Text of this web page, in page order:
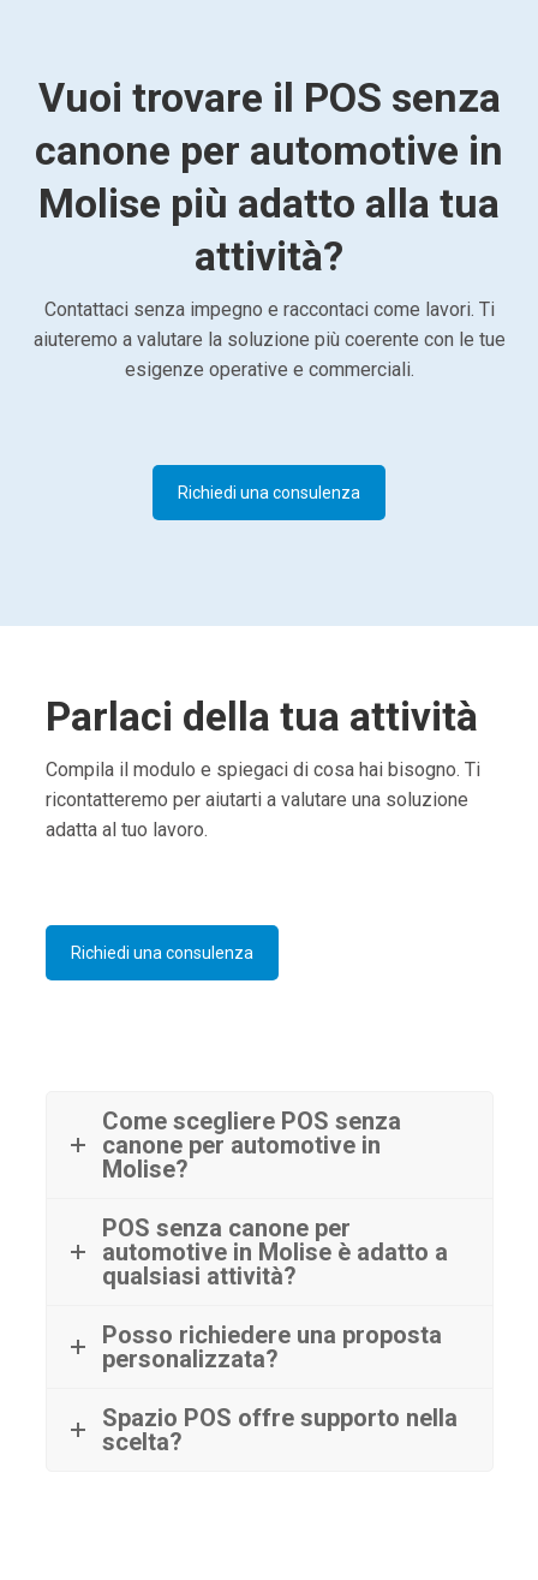
Vuoi trovare il POS senza
canone per automotive in
Molise più adatto alla tua
attività?
Contattaci senza impegno e raccontaci come lavori. Ti
aiuteremo a valutare la soluzione più coerente con le tue
esigenze operative e commerciali.
Richiedi una consulenza
Parlaci della tua attività
Compila il modulo e spiegaci di cosa hai bisogno. Ti
ricontatteremo per aiutarti a valutare una soluzione
adatta al tuo lavoro.
Richiedi una consulenza
Come scegliere POS senza
canone per automotive in
Molise?
POS senza canone per
automotive in Molise è adatto a
qualsiasi attività?
Posso richiedere una proposta
personalizzata?
Spazio POS offre supporto nella
scelta?